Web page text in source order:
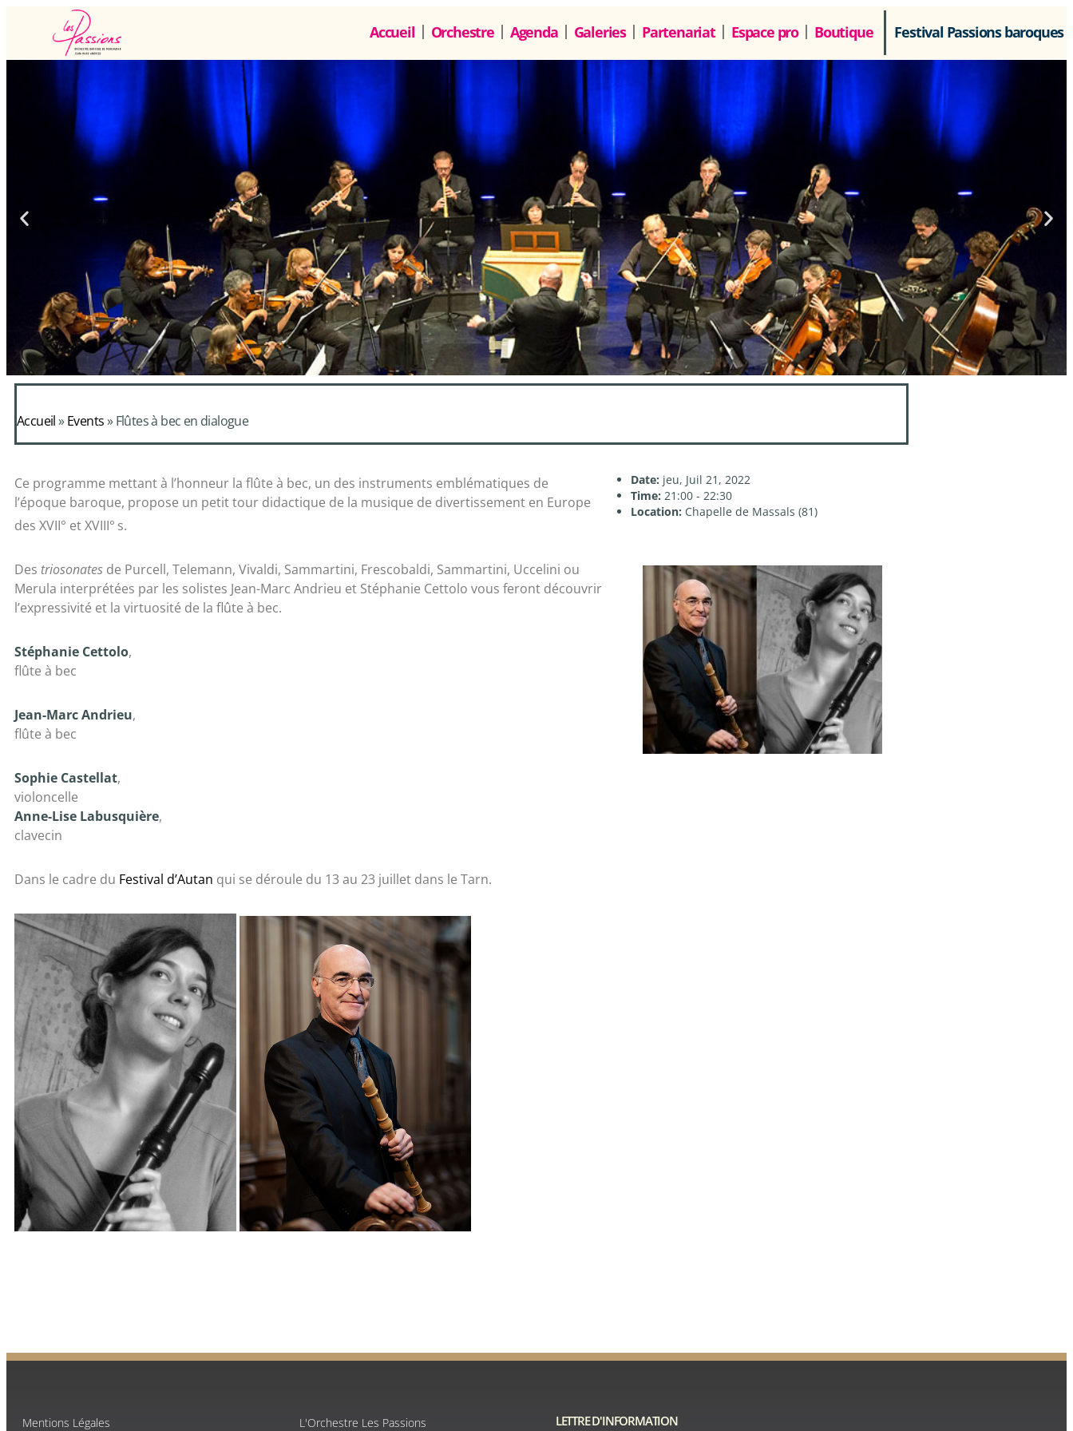
Accueil Orchestre Agenda Galeries Partenariat Espace pro Boutique Festival Passions baroques
Accueil»Events»Flûtes à bec en dialogue
Ce programme mettant à l’honneur la flûte à bec, un des instruments emblématiques de
l’époque baroque, propose un petit tour didactique de la musique de divertissement en Europe
des XVII° et XVIII° s.
Des triosonates de Purcell, Telemann, Vivaldi, Sammartini, Frescobaldi, Sammartini, Uccelini ou
Merula interprétées par les solistes Jean-Marc Andrieu et Stéphanie Cettolo vous feront découvrir
l’expressivité et la virtuosité de la flûte à bec.
Stéphanie Cettolo,
flûte à bec
Jean-Marc Andrieu,
flûte à bec
Sophie Castellat,
violoncelle
Anne-Lise Labusquière,
clavecin
Dans le cadre du Festival d’Autan qui se déroule du 13 au 23 juillet dans le Tarn.
Date: jeu, Juil 21, 2022
Time: 21:00 - 22:30
Location: Chapelle de Massals (81)
Mentions Légales L'Orchestre Les Passions LETTRE D'INFORMATION